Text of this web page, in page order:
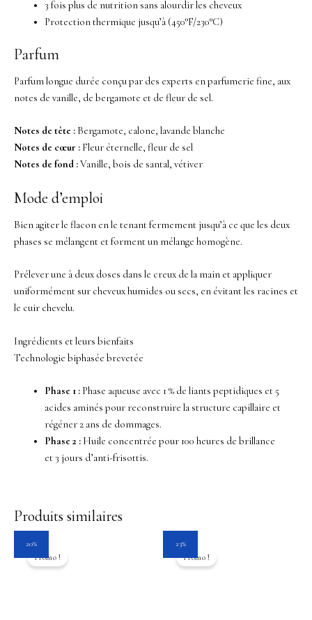
3 fois plus de nutrition sans alourdir les cheveux
Protection thermique jusqu’à (450°F/230°C)
Parfum
Parfum longue durée conçu par des experts en parfumerie fine, aux
notes de vanille, de bergamote et de fleur de sel.
Notes de tête : Bergamote, calone, lavande blanche
Notes de cœur : Fleur éternelle, fleur de sel
Notes de fond :Vanille, bois de santal, vétiver
Mode d’emploi
Bien agiter le flacon en le tenant fermement jusqu’à ce que les deux
phases se mélangent et forment un mélange homogène.
Prélever une à deux doses dans le creux de la main et appliquer
uniformément sur cheveux humides ou secs, en évitant les racines et
le cuir chevelu.
Ingrédients et leurs bienfaits
Technologie biphasée brevetée
Phase 1 :Phase aqueuse avec 1 % de liants peptidiques et 5
acides aminés pour reconstruire la structure capillaire et
régéner 2 ans de dommages.
Phase 2 :Huile concentrée pour 100 heures de brillance
et 3 jours d’anti-frisottis.
Produits similaires
20%
Promo !
initial actuel
23%
Promo !
initialactuel